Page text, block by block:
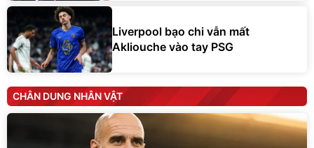
Liverpool bạo chi vẫn mất
Akliouche vào tay PSG
CHÂN DUNG NHÂN VẬT